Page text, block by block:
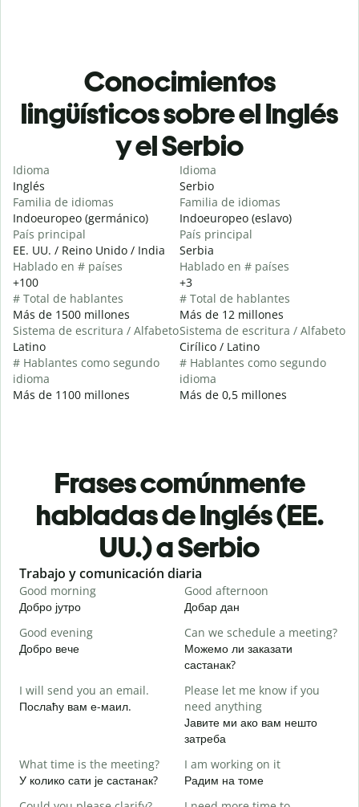
Conocimientos
lingüísticos sobre el Inglés
y el Serbio
Idioma
Inglés
Familia de idiomas
Indoeuropeo (germánico)
País principal
EE. UU. / Reino Unido / India
Hablado en # países
+100
# Total de hablantes
Más de 1500 millones
Sistema de escritura / Alfabeto
Latino
# Hablantes como segundo
idioma
Más de 1100 millones
Idioma
Serbio
Familia de idiomas
Indoeuropeo (eslavo)
País principal
Serbia
Hablado en # países
+3
# Total de hablantes
Más de 12 millones
Sistema de escritura / Alfabeto
Cirílico / Latino
# Hablantes como segundo
idioma
Más de 0,5 millones
Frases comúnmente
habladas de Inglés (EE.
UU.) a Serbio
Slide 1 of 6
Trabajo y comunicación diaria
Good morning
Добро јутро
Good afternoon
Добар дан
Good evening
Добро вече
Can we schedule a meeting?
Можемо ли заказати
састанак?
I will send you an email.
Послаћу вам е-маил.
Please let me know if you
need anything
Јавите ми ако вам нешто
затреба
What time is the meeting?
У колико сати је састанак?
I am working on it
Радим на томе